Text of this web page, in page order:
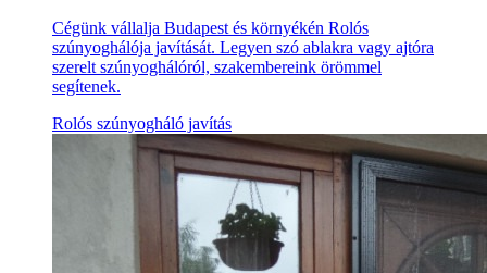
Cégünk vállalja Budapest és környékén Rolós
szúnyoghálója javítását. Legyen szó ablakra vagy ajtóra
szerelt szúnyoghálóról, szakembereink örömmel
segítenek.
Rolós szúnyogháló javítás